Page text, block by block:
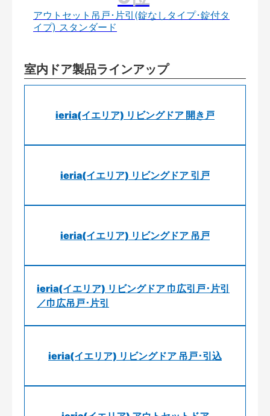
アウトセット吊戸･片引(錠なしタイプ･錠付タ
イプ) スタンダード
室内ドア製品ラインアップ
ieria(イエリア) リビングドア 開き戸
ieria(イエリア) リビングドア 引戸
ieria(イエリア) リビングドア 吊戸
ieria(イエリア) リビングドア 巾広引戸･片引
／巾広吊戸･片引
ieria(イエリア) リビングドア 吊戸･引込